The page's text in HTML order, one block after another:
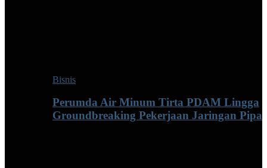
Bisnis
Perumda Air Minum Tirta PDAM Lingga
Groundbreaking Pekerjaan Jaringan Pipa